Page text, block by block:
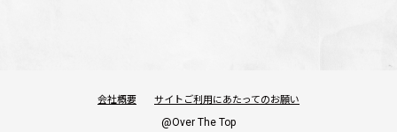
会社概要 サイトご利用にあたってのお願い
@Over The Top